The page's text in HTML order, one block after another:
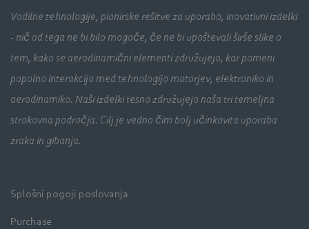
Vodilne tehnologije, pionirske rešitve za uporabo, inovativni izdelki
- nič od tega ne bi bilo mogoče, če ne bi upoštevali širše slike o
tem, kako se aerodinamični elementi združujejo, kar pomeni
popolno interakcijo med tehnologijo motorjev, elektroniko in
aerodinamiko. Naši izdelki tesno združujejo naša tri temeljna
strokovna področja. Cilj je vedno čim bolj učinkovita uporaba
zraka in gibanja.
Splošni pogoji poslovanja
Purchase